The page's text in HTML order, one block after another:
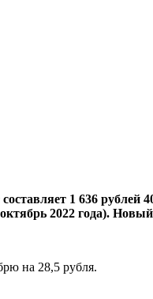
1 636 рублей
2022 года).
на 28,5 рубля.